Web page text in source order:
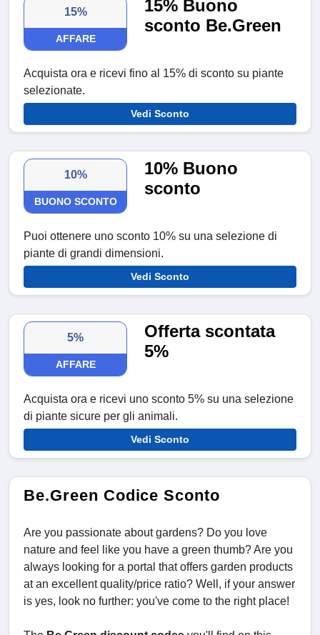
15%
AFFARE
15% Buono
sconto Be.Green
Acquista ora e ricevi fino al 15% di sconto su piante
selezionate.
Vedi Sconto
10%
BUONO SCONTO
10% Buono
sconto
Puoi ottenere uno sconto 10% su una selezione di
piante di grandi dimensioni.
Vedi Sconto
5%
AFFARE
Offerta scontata
5%
Acquista ora e ricevi uno sconto 5% su una selezione
di piante sicure per gli animali.
Vedi Sconto
Be.Green Codice Sconto
Are you passionate about gardens? Do you love
nature and feel like you have a green thumb? Are you
always looking for a portal that offers garden products
at an excellent quality/price ratio? Well, if your answer
is yes, look no further: you've come to the right place!